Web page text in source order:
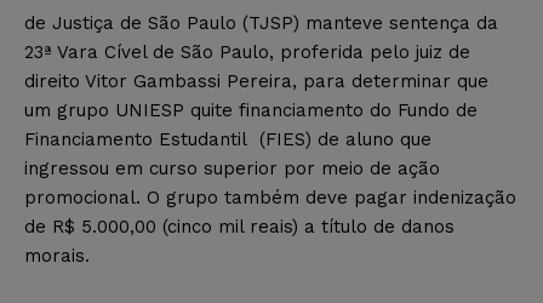
de Justiça de São Paulo (TJSP) manteve sentença da
23ª Vara Cível de São Paulo, proferida pelo juiz de
direito Vitor Gambassi Pereira, para determinar que
um grupo UNIESP quite financiamento do Fundo de
Financiamento Estudantil (FIES) de aluno que
ingressou em curso superior por meio de ação
promocional. O grupo também deve pagar indenização
de R$ 5.000,00 (cinco mil reais) a título de danos
morais.